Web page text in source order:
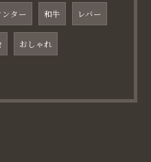
ンター 和牛 レバー
おしゃれ